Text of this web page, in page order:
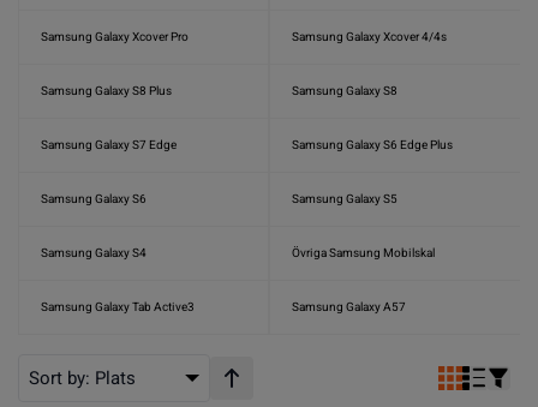
Samsung Galaxy Xcover Pro Samsung Galaxy Xcover 4/4s
Samsung Galaxy S8 Plus Samsung Galaxy S8
Samsung Galaxy S7 Edge Samsung Galaxy S6 Edge Plus
Samsung Galaxy S6 Samsung Galaxy S5
Samsung Galaxy S4 Övriga Samsung Mobilskal
Samsung Galaxy Tab Active3 Samsung Galaxy A57
Sort by: Plats Stigande ordning